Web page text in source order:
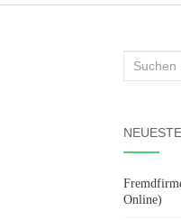
Suchen
Online)